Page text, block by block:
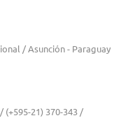
/ Asunción - Paraguay
(+595-21) 370-343 /